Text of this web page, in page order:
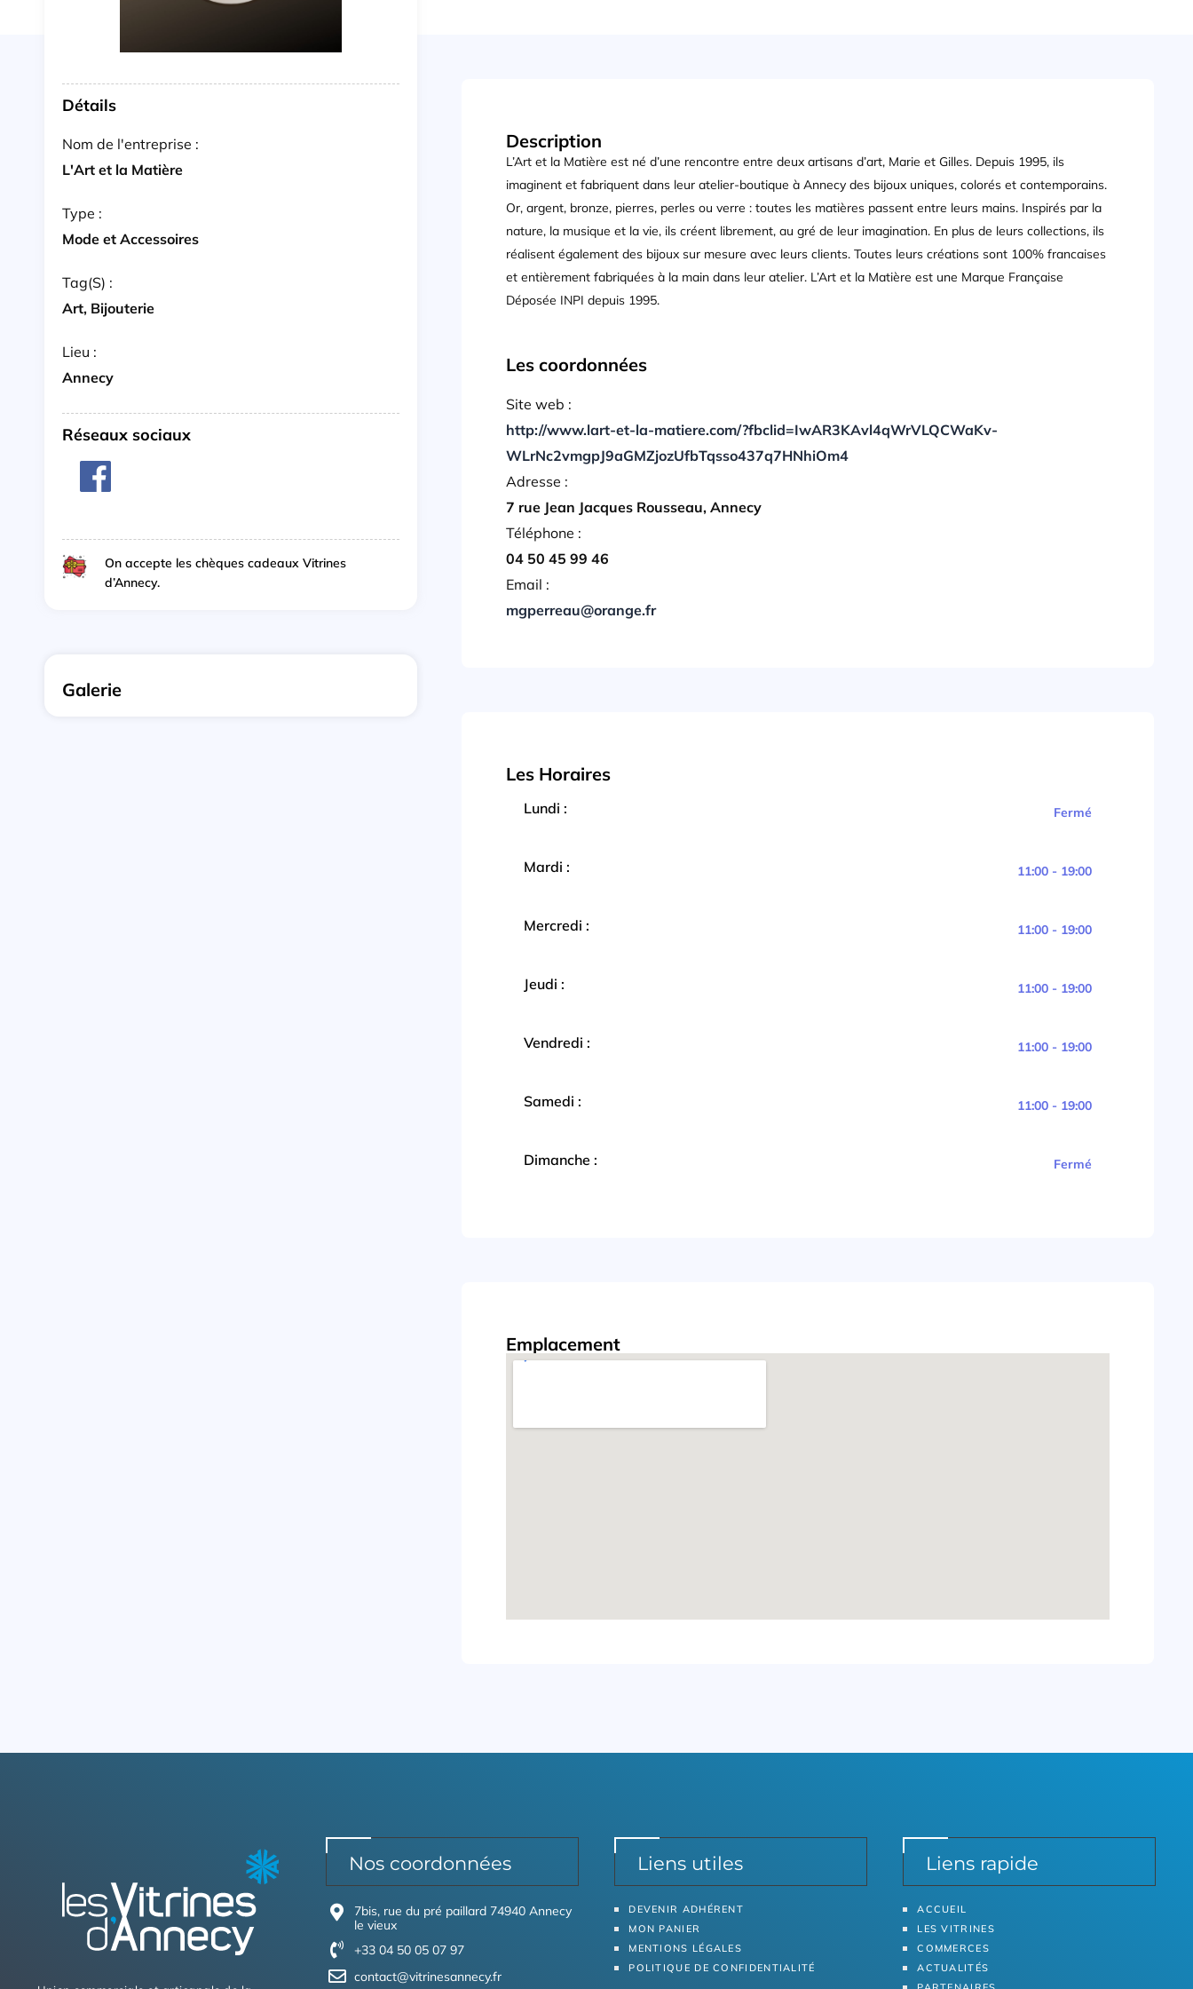
Détails
Nom de l'entreprise :
L'Art et la Matière
Type :
Mode et Accessoires
Tag(s) :
Art, Bijouterie
Lieu :
Annecy
Réseaux sociaux
On accepte les chèques cadeaux Vitrines
d’Annecy.
Galerie
Description
L’Art et la Matière est né d’une rencontre entre deux artisans d’art, Marie et Gilles. Depuis 1995, ils
imaginent et fabriquent dans leur atelier-boutique à Annecy des bijoux uniques, colorés et contemporains.
Or, argent, bronze, pierres, perles ou verre : toutes les matières passent entre leurs mains. Inspirés par la
nature, la musique et la vie, ils créent librement, au gré de leur imagination. En plus de leurs collections, ils
réalisent également des bijoux sur mesure avec leurs clients. Toutes leurs créations sont 100% francaises
et entièrement fabriquées à la main dans leur atelier. L’Art et la Matière est une Marque Française
Déposée INPI depuis 1995.
Les coordonnées
Site web :
http://www.lart-et-la-matiere.com/?fbclid=IwAR3KAvl4qWrVLQCWaKv-
WLrNc2vmgpJ9aGMZjozUfbTqsso437q7HNhiOm4
Adresse :
7 rue Jean Jacques Rousseau, Annecy
Téléphone :
04 50 45 99 46
Email :
mgperreau@orange.fr
Les Horaires
Lundi :
Mardi :
Mercredi :
Jeudi :
Vendredi :
Samedi :
Dimanche :
Fermé
11:00 - 19:00
11:00 - 19:00
11:00 - 19:00
11:00 - 19:00
11:00 - 19:00
Fermé
Emplacement
Nos coordonnées
7bis, rue du pré paillard 74940 Annecy
le vieux
+33 04 50 05 07 97
contact@vitrinesannecy.fr
Liens utiles
DEVENIR ADHÉRENT
MON PANIER
MENTIONS LÉGALES
POLITIQUE DE CONFIDENTIALITÉ
Liens rapide
ACCUEIL
LES VITRINES
COMMERCES
ACTUALITÉS